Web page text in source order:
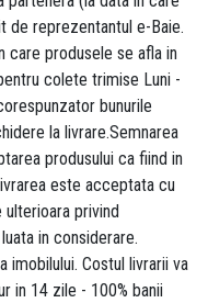
de reprezentantul e-Baie.
care produsele se afla in
colete trimise Luni -
bunurile
la livrare.Semnarea
produsului ca fiind in
este acceptata cu
privind
in considerare.
imobilului. Costul livrarii va
in 14 zile - 100% banii